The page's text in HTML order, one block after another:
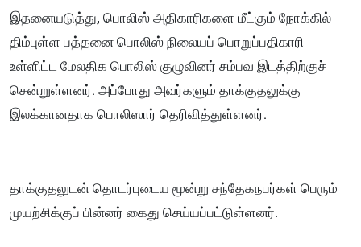
இதனையடுத்து, பொலிஸ் அதிகாரிகளை மீட்கும் நோக்கில்
திம்புள்ள பத்தனை பொலிஸ் நிலையப் பொறுப்பதிகாரி
உள்ளிட்ட மேலதிக பொலிஸ் குழுவினர் சம்பவ இடத்திற்குச்
சென்றுள்ளனர். அப்போது அவர்களும் தாக்குதலுக்கு
இலக்கானதாக பொலிஸார் தெரிவித்துள்ளனர்.
தாக்குதலுடன் தொடர்புடைய மூன்று சந்தேகநபர்கள் பெரும்
முயற்சிக்குப் பின்னர் கைது செய்யப்பட்டுள்ளனர்.